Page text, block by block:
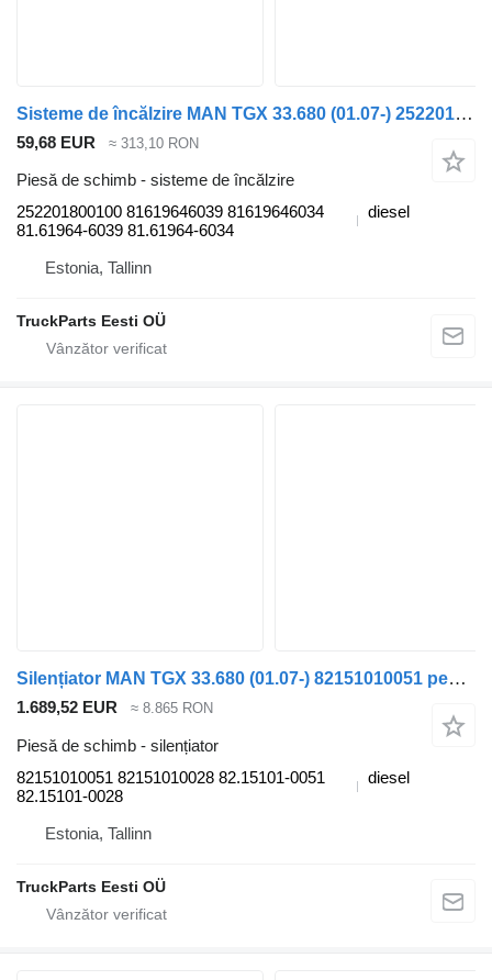
Sisteme de încălzire MAN TGX 33.680 (01.07-) 252201800100 pentru cap tractor MAN TGL, TGM, TGS, TGX (2005-2021)
59,68 EUR ≈ 313,10 RON
Piesă de schimb - sisteme de încălzire
252201800100 81619646039 81619646034
81.61964-6039 81.61964-6034
diesel
Estonia, Tallinn
TruckParts Eesti OÜ
Silențiator MAN TGX 33.680 (01.07-) 82151010051 pentru cap tractor MAN TGL, TGM, TGS, TGX (2005-2021)
1.689,52 EUR ≈ 8.865 RON
Piesă de schimb - silențiator
82151010051 82151010028 82.15101-0051
82.15101-0028
diesel
Estonia, Tallinn
TruckParts Eesti OÜ